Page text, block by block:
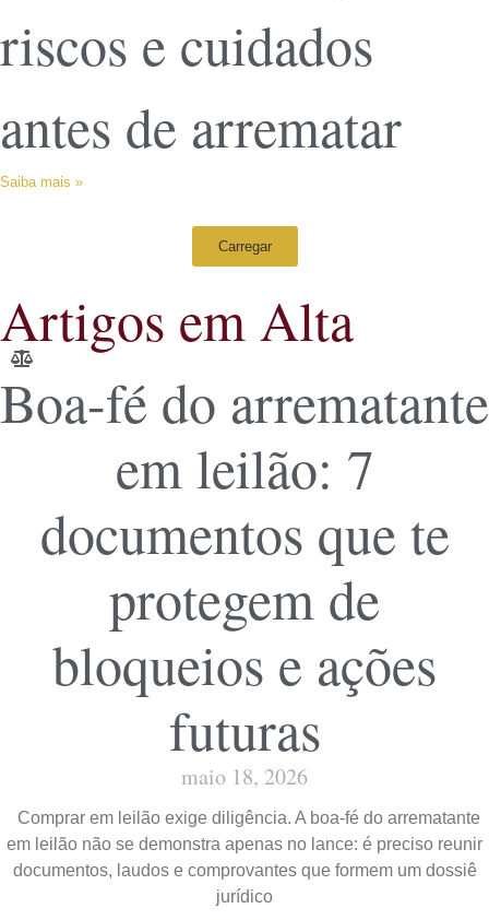
riscos e cuidados
antes de arrematar
Saiba mais »
Carregar
Artigos em Alta
Boa-fé do arrematante
em leilão: 7
documentos que te
protegem de
bloqueios e ações
futuras
maio 18, 2026
Comprar em leilão exige diligência. A boa-fé do arrematante
em leilão não se demonstra apenas no lance: é preciso reunir
documentos, laudos e comprovantes que formem um dossiê
jurídico